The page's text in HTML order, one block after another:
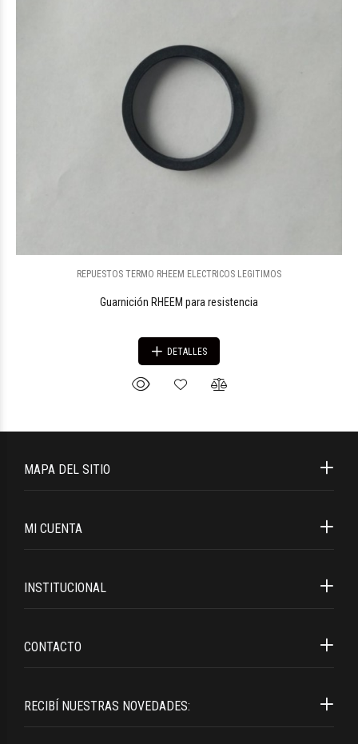
REPUESTOS TERMO RHEEM ELECTRICOS LEGITIMOS
Guarnición RHEEM para resistencia
DETALLES
RECIBÍ NUESTRAS NOVEDADES:
MAPA DEL SITIO
MI CUENTA
INSTITUCIONAL
CONTACTO